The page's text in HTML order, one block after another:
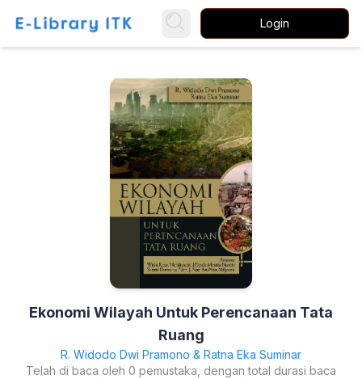
Login
Ekonomi Wilayah Untuk Perencanaan Tata
Ruang
R. Widodo Dwi Pramono & Ratna Eka Suminar
Telah di baca oleh 0 pemustaka, dengan total durasi baca